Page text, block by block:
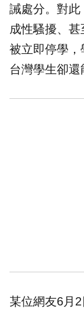
誡處分。對
成性騷擾、甚
被立即停學
台灣學生卻還
某位網友6月